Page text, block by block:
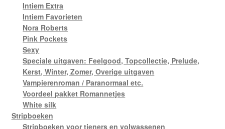
Intiem Extra
Intiem Favorieten
Nora Roberts
Pink Pockets
Sexy
Speciale uitgaven: Feelgood, Topcollectie, Prelude,
Kerst, Winter, Zomer, Overige uitgaven
Vampierenroman / Paranormaal etc.
Voordeel pakket Romannetjes
White silk
Stripboeken
Stripboeken voor tieners en volwassenen